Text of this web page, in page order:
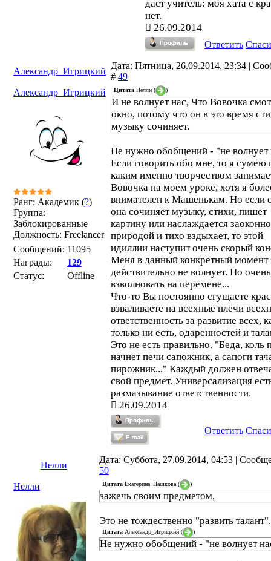
даст учитель: моя хата с
нет.
26.09.2014
Ответить
Александр_Игрицкий
Дата: Пятница, 26.09.2014, 23:34 |
# 49
Александр_Игрицкий
Ранг: Академик (?)
Группа:
Заблокированные
Должность: Freelancer
Сообщений: 11095
Награды:
129
Статус:
Offline
Цитата Нелли ( )
И не волнует нас, Что Вовочка
окно, потому что он в это время
музыку сочиняет.
Не нужно обобщений - "не волнует
Если говорить обо мне, то я сумею
каким именно творчеством
Вовочка на моем уроке, хотя я
внимателен к Машенькам. Но если
она сочиняет музыку, стихи, пишет
картину или наслаждается
природой и тихо вздыхает, то этой
идиллии наступит очень скорый
Меня в данный конкретный момент
действительно не волнует. Но
взволновать на перемене...
Что-то Вы постоянно сгущаете
взваливаете на всехные плечи
ответственность за развитие всех,
только ни есть, одаренностей и
Это не есть правильно. "Беда, коль
начнет печи сапожник, а сапоги
пирожник..." Каждый должен
свой предмет. Универсализация
размазывание ответственности.
26.09.2014
Ответить
Нелли
Дата: Суббота, 27.09.2014, 04:53 |
50
Нелли
Цитата Екатерина_Пашкова ( )
зажечь своим предметом,
Это не тождественно "развить талант".
Цитата Александр_Игрицкий ( )
Не нужно обобщений - "не волнует